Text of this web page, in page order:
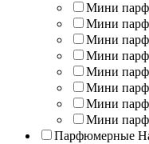
Мини
Мини
Мини
Мини
Мини
Мини
Мини
Мини
Парфюмерные